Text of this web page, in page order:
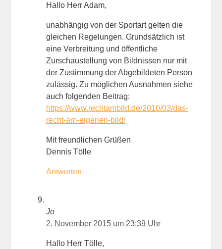
Hallo Herr Adam,
unabhängig von der Sportart gelten die
gleichen Regelungen. Grundsätzlich ist
eine Verbreitung und öffentliche
Zurschaustellung von Bildnissen nur mit
der Zustimmung der Abgebildeten Person
zulässig. Zu möglichen Ausnahmen siehe
auch folgenden Beitrag:
https://www.rechtambild.de/2010/03/das-
recht-am-eigenen-bild/
Mit freundlichen Grüßen
Dennis Tölle
Antworten
Jo
2. November 2015 um 23:39 Uhr
Hallo Herr Tölle,